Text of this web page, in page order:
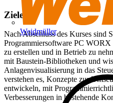
Weidmüller
Ziele
Nach Abschluss des Kurses sind
Programmiersoftware PC
zu erstellen und in Betrieb zu
mit Baustein-Bibliotheken und
Anlagenvisualisierung in das
verstehen es, Konzepte zur
entwickeln, mit
Verbesserungen in bestehende